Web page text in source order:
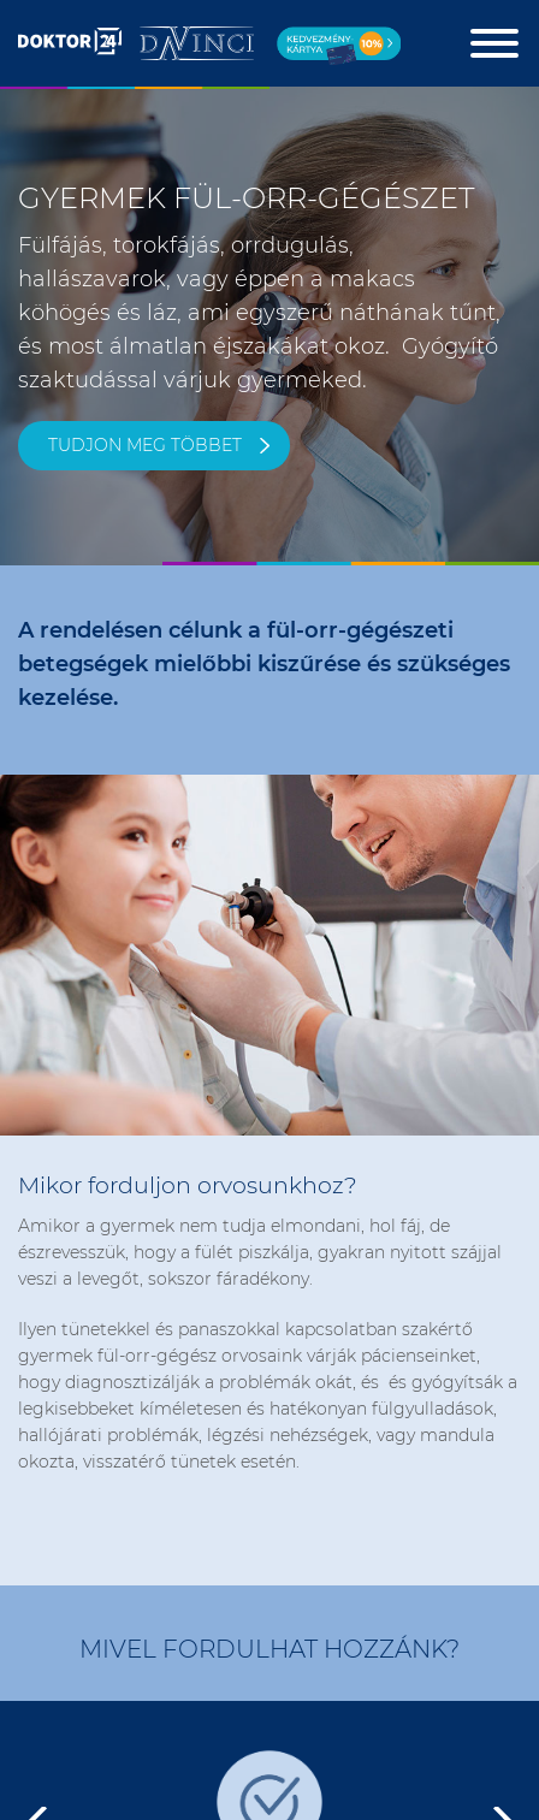
GYERMEK FÜL-ORR-GÉGÉSZET
Fülfájás, torokfájás, orrdugulás,
hallászavarok, vagy éppen a makacs
köhögés és láz, ami egyszerű náthának tűnt,
és most álmatlan éjszakákat okoz. Gyógyító
szaktudással várjuk gyermeked.
TUDJON MEG TÖBBET
A rendelésen célunk a fül-orr-gégészeti
betegségek mielőbbi kiszűrése és szükséges
kezelése.
Mikor forduljon orvosunkhoz?
Amikor a gyermek nem tudja elmondani, hol fáj, de
észrevesszük, hogy a fülét piszkálja, gyakran nyitott szájjal
veszi a levegőt, sokszor fáradékony.
Ilyen tünetekkel és panaszokkal kapcsolatban szakértő
gyermek fül-orr-gégész orvosaink várják pácienseinket,
hogy diagnosztizálják a problémák okát, és és gyógyítsák a
legkisebbeket kíméletesen és hatékonyan fülgyulladások,
hallójárati problémák, légzési nehézségek, vagy mandula
okozta, visszatérő tünetek esetén.
MIVEL FORDULHAT HOZZÁNK?